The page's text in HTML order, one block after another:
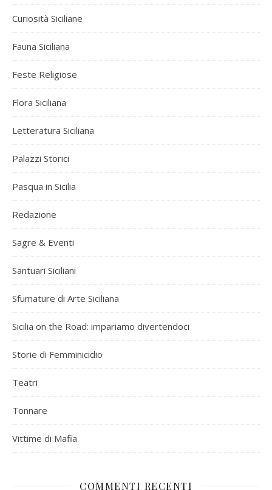
Curiosità Siciliane
Fauna Siciliana
Feste Religiose
Flora Siciliana
Letteratura Siciliana
Palazzi Storici
Pasqua in Sicilia
Redazione
Sagre & Eventi
Santuari Siciliani
Sfumature di Arte Siciliana
Sicilia on the Road: impariamo divertendoci
Storie di Femminicidio
Teatri
Tonnare
Vittime di Mafia
COMMENTI RECENTI